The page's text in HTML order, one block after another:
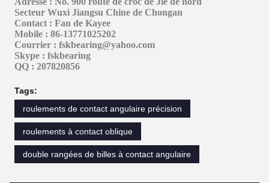
Secteur Wuxi Jiangsu Chine de Chongan
Contact : Fan de Kayee
Mobile : 86-13771025202
Courrier : fskbearing@yahoo.com
Skype : fskbearing
QQ : 207820856
Tags:
roulements de contact angulaire précision
roulements à contact oblique
double rangées de billes à contact angulaire